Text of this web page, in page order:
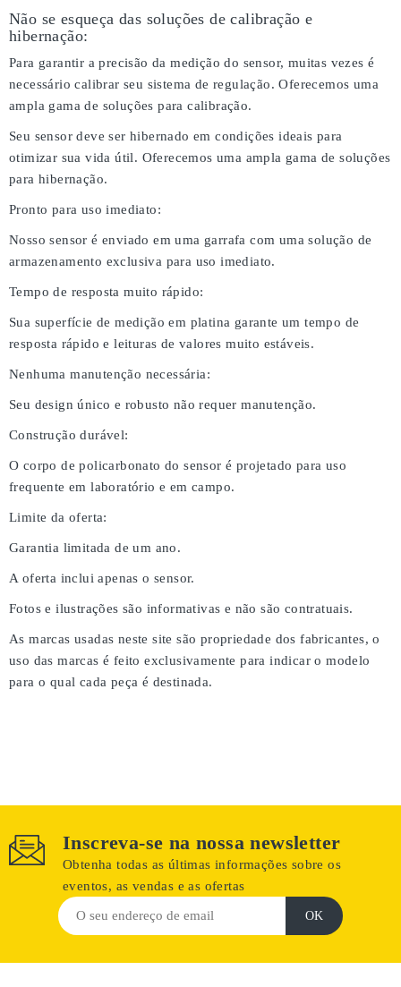
Não se esqueça das soluções de calibração e
hibernação:
Para garantir a precisão da medição do sensor, muitas vezes é
necessário calibrar seu sistema de regulação. Oferecemos uma
ampla gama de soluções para calibração.
Seu sensor deve ser hibernado em condições ideais para
otimizar sua vida útil. Oferecemos uma ampla gama de soluções
para hibernação.
Pronto para uso imediato:
Nosso sensor é enviado em uma garrafa com uma solução de
armazenamento exclusiva para uso imediato.
Tempo de resposta muito rápido:
Sua superfície de medição em platina garante um tempo de
resposta rápido e leituras de valores muito estáveis.
Nenhuma manutenção necessária:
Seu design único e robusto não requer manutenção.
Construção durável:
O corpo de policarbonato do sensor é projetado para uso
frequente em laboratório e em campo.
Limite da oferta:
Garantia limitada de um ano.
A oferta inclui apenas o sensor.
Fotos e ilustrações são informativas e não são contratuais.
As marcas usadas neste site são propriedade dos fabricantes, o
uso das marcas é feito exclusivamente para indicar o modelo
para o qual cada peça é destinada.
Inscreva-se na nossa newsletter
Obtenha todas as últimas informações sobre os
eventos, as vendas e as ofertas